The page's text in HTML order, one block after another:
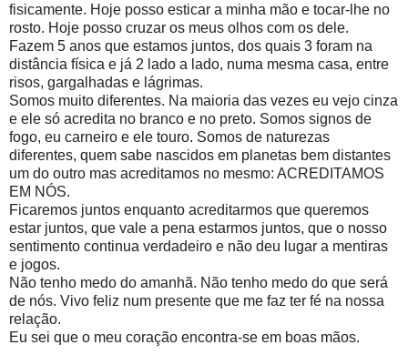
fisicamente. Hoje posso esticar a minha mão e tocar-lhe no
rosto. Hoje posso cruzar os meus olhos com os dele.
Fazem 5 anos que estamos juntos, dos quais 3 foram na
distância física e já 2 lado a lado, numa mesma casa, entre
risos, gargalhadas e lágrimas.
Somos muito diferentes. Na maioria das vezes eu vejo cinza
e ele só acredita no branco e no preto. Somos signos de
fogo, eu carneiro e ele touro. Somos de naturezas
diferentes, quem sabe nascidos em planetas bem distantes
um do outro mas acreditamos no mesmo: ACREDITAMOS
EM NÓS.
Ficaremos juntos enquanto acreditarmos que queremos
estar juntos, que vale a pena estarmos juntos, que o nosso
sentimento continua verdadeiro e não deu lugar a mentiras
e jogos.
Não tenho medo do amanhã. Não tenho medo do que será
de nós. Vivo feliz num presente que me faz ter fé na nossa
relação.
Eu sei que o meu coração encontra-se em boas mãos.